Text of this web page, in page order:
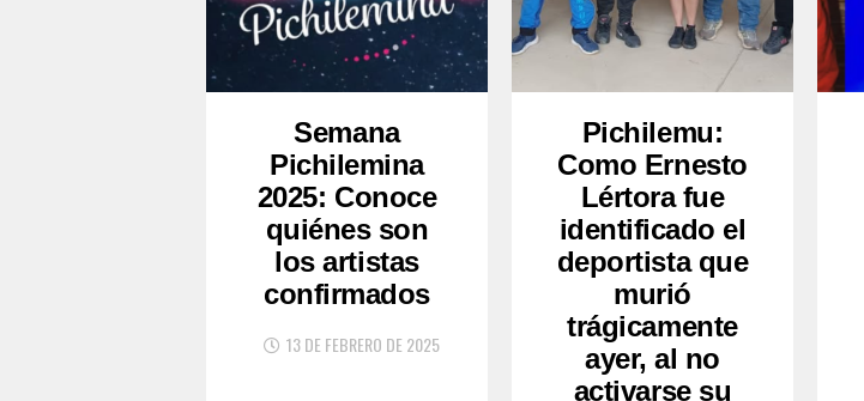
Semana
Pichilemina
2025: Conoce
quiénes son
los artistas
confirmados
13 DE FEBRERO DE 2025
Pichilemu:
Como Ernesto
Lértora fue
identificado el
deportista que
murió
trágicamente
ayer, al no
activarse su